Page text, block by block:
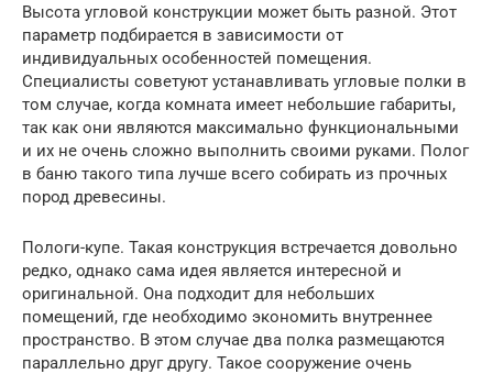
Высота угловой конструкции может быть разной. Этот
параметр подбирается в зависимости от
индивидуальных особенностей помещения.
Специалисты советуют устанавливать угловые полки в
том случае, когда комната имеет небольшие габариты,
так как они являются максимально функциональными
и их не очень сложно выполнить своими руками. Полог
в баню такого типа лучше всего собирать из прочных
пород древесины.
Пологи-купе. Такая конструкция встречается довольно
редко, однако сама идея является интересной и
оригинальной. Она подходит для небольших
помещений, где необходимо экономить внутреннее
пространство. В этом случае два полка размещаются
параллельно друг другу. Такое сооружение очень